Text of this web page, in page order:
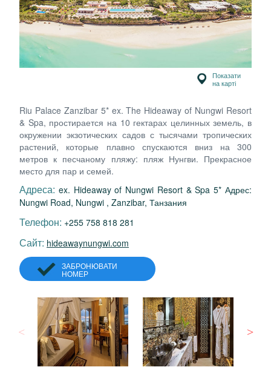
Показати
на карті
Riu Palace Zanzibar 5* ex. The Hideaway of Nungwi Resort
& Spa, простирается на 10 гектарах целинных земель, в
окружении экзотических садов с тысячами тропических
растений, которые плавно спускаются вниз на 300
метров к песчаному пляжу: пляж Нунгви. Прекрасное
место для пар и семей.
Адреса: ex. Hideaway of Nungwi Resort & Spa 5* Адрес:
Nungwi Road, Nungwi , Zanzibar, Танзания
Телефон: +255 758 818 281
Сайт: hideawaynungwi.com
ЗАБРОНЮВАТИ
НОМЕР